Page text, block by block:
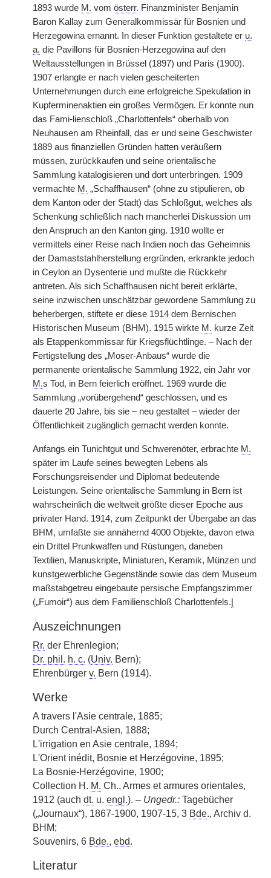
1893 wurde M. vom österr. Finanzminister Benjamin
Baron Kallay zum Generalkommissär für Bosnien und
Herzegowina ernannt. In dieser Funktion gestaltete er u.
a. die Pavillons für Bosnien-Herzegowina auf den
Weltausstellungen in Brüssel (1897) und Paris (1900).
1907 erlangte er nach vielen gescheiterten
Unternehmungen durch eine erfolgreiche Spekulation in
Kupferminenaktien ein großes Vermögen. Er konnte nun
das Fami-lienschloß „Charlottenfels“ oberhalb von
Neuhausen am Rheinfall, das er und seine Geschwister
1889 aus finanziellen Gründen hatten veräußern
müssen, zurückkaufen und seine orientalische
Sammlung katalogisieren und dort unterbringen. 1909
vermachte M. „Schaffhausen“ (ohne zu stipulieren, ob
dem Kanton oder der Stadt) das Schloßgut, welches als
Schenkung schließlich nach mancherlei Diskussion um
den Anspruch an den Kanton ging. 1910 wollte er
vermittels einer Reise nach Indien noch das Geheimnis
der Damaststahlherstellung ergründen, erkrankte jedoch
in Ceylon an Dysenterie und mußte die Rückkehr
antreten. Als sich Schaffhausen nicht bereit erklärte,
seine inzwischen unschätzbar gewordene Sammlung zu
beherbergen, stiftete er diese 1914 dem Bernischen
Historischen Museum (BHM). 1915 wirkte M. kurze Zeit
als Etappenkommissar für Kriegsflüchtlinge. – Nach der
Fertigstellung des „Moser-Anbaus“ wurde die
permanente orientalische Sammlung 1922, ein Jahr vor
M.s Tod, in Bern feierlich eröffnet. 1969 wurde die
Sammlung „vorübergehend“ geschlossen, und es
dauerte 20 Jahre, bis sie – neu gestaltet – wieder der
Öffentlichkeit zugänglich gemacht werden konnte.
Anfangs ein Tunichtgut und Schwerenöter, erbrachte M.
später im Laufe seines bewegten Lebens als
Forschungsreisender und Diplomat bedeutende
Leistungen. Seine orientalische Sammlung in Bern ist
wahrscheinlich die weltweit größte dieser Epoche aus
privater Hand. 1914, zum Zeitpunkt der Übergabe an das
BHM, umfaßte sie annähernd 4000 Objekte, davon etwa
ein Drittel Prunkwaffen und Rüstungen, daneben
Textilien, Manuskripte, Miniaturen, Keramik, Münzen und
kunstgewerbliche Gegenstände sowie das dem Museum
maßstabgetreu eingebaute persische Empfangszimmer
(„Fumoir“) aus dem Familienschloß Charlottenfels.
Auszeichnungen
Rr. der Ehrenlegion;
Dr. phil. h. c. (Univ. Bern);
Ehrenbürger v. Bern (1914).
Werke
A travers l'Asie centrale, 1885;
Durch Central-Asien, 1888;
L'irrigation en Asie centrale, 1894;
L'Orient inédit, Bosnie et Herzégovine, 1895;
La Bosnie-Herzégovine, 1900;
Collection H. M. Ch., Armes et armures orientales,
1912 (auch dt. u. engl.). – Ungedr.: Tagebücher
(„Journaux“), 1867-1900, 1907-15, 3 Bde., Archiv d.
BHM;
Souvenirs, 6 Bde., ebd.
Literatur